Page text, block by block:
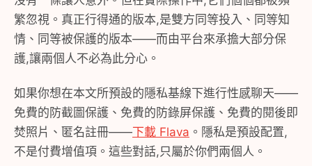
繁忽視。真正行得通的版本,是雙方同等投入、同等知
情、同等被保護的版本——而由平台來承擔大部分保
護,讓兩個人不必為此分心。
如果你想在本文所預設的隱私基線下進行性感聊天——
免費的防截圖保護、免費的防錄屏保護、免費的閱後即
焚照片、匿名註冊——下載 Flava 。隱私是預設配置,
不是付費增值項。這些對話,只屬於你們兩個人。